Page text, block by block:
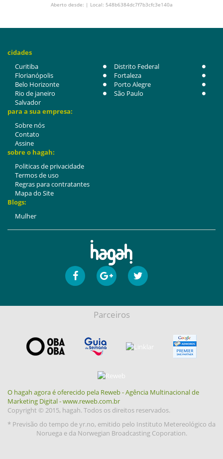
Aberto desde: | Local: 548b6384dc7f7b3cfc3e140a
cidades
Curitiba
Distrito Federal
Florianópolis
Fortaleza
Belo Horizonte
Porto Alegre
Rio de janeiro
São Paulo
Salvador
para a sua empresa:
Sobre nós
Contato
Assine
sobre o hagah:
Politicas de privacidade
Termos de uso
Regras para contratantes
Mapa do Site
Blogs:
Mulher
Parceiros
O hagah agora é oferecido pela Reweb - Agência Multinacional de
Marketing Digital - www.reweb.com.br
Copyright © 2015, hagah. Todos os direitos reservados.
* Previsão do tempo de yr.no, emitido pelo Instituto Metereológico da
Noruega e da Norwegian Broadcasting Coporation.